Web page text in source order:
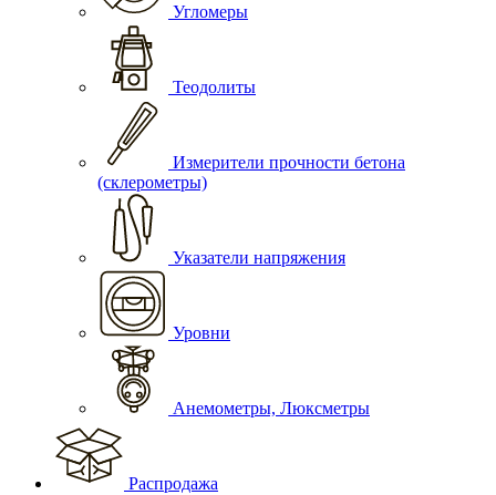
Угломеры
Теодолиты
Измерители прочности бетона
(склерометры)
Указатели напряжения
Уровни
Анемометры, Люксметры
Распродажа